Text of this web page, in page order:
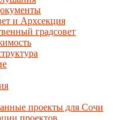
и Архсекция
градсовет
проекты для Сочи
проектов